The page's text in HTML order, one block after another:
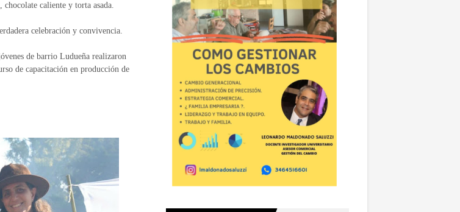
chocolate caliente y torta asada.
celebración y convivencia.
de barrio Ludueña realizaron
de capacitación en producción de